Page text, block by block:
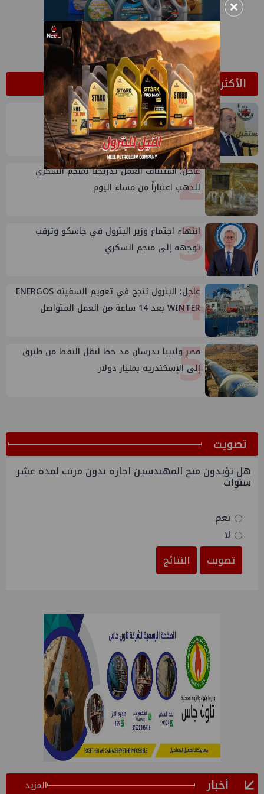
الأكثر قراءة
1
وتلك مفاجأة أخرى في حق الشيمي
2
عاجل: استئناف العمل تدريجياً بمنجم السكري
للذهب اعتباراً من مساء اليوم
3
انتهاء اجتماع وزير البترول في جاسكو وترقب
توجهه إلى منجم السكري
4
عاجل: البترول تنجح في تعويم السفينة ENERGOS
WINTER بعد 14 ساعة من العمل المتواصل
5
مصر وليبيا يدرسان مد خط لنقل النفط من طبرق
إلى الإسكندرية بمليار دولار
ﺗﺼﻮﻳﺖ
هل تؤيدون منح المهندسين اجازة بدون مرتب لمدة عشر
سنوات
نعم
لا
تصويت
النتائج
أخبار المزيد
×